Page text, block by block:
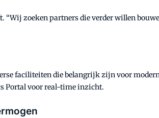
“Wij zoeken partners die verder willen
faciliteiten die belangrijk zijn voor
Portal voor real-time inzicht.